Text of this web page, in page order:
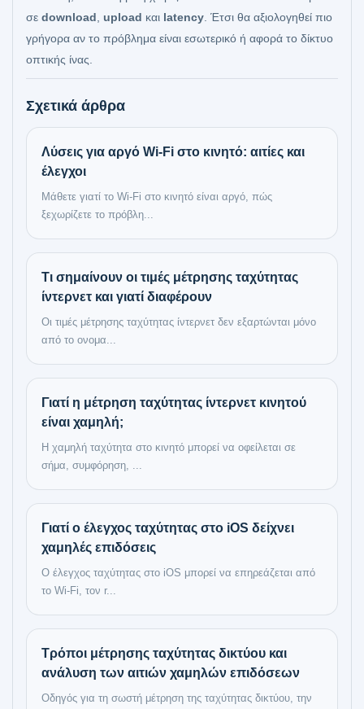
σε download upload και latency . Έτσι θα αξιολογηθεί πιο
γρήγορα αν το πρόβλημα είναι εσωτερικό ή αφορά το δίκτυο
οπτικής ίνας.
Σχετικά άρθρα
Λύσεις για αργό Wi‑Fi στο κινητό: αιτίες και
έλεγχοι
Μάθετε γιατί το Wi‑Fi στο κινητό είναι αργό, πώς
ξεχωρίζετε το πρόβλη...
Τι σημαίνουν οι τιμές μέτρησης ταχύτητας
ίντερνετ και γιατί διαφέρουν
Οι τιμές μέτρησης ταχύτητας ίντερνετ δεν εξαρτώνται μόνο
από το ονομα...
Γιατί η μέτρηση ταχύτητας ίντερνετ κινητού
είναι χαμηλή;
Η χαμηλή ταχύτητα στο κινητό μπορεί να οφείλεται σε
σήμα, συμφόρηση, ...
Γιατί ο έλεγχος ταχύτητας στο iOS δείχνει
χαμηλές επιδόσεις
Ο έλεγχος ταχύτητας στο iOS μπορεί να επηρεάζεται από
το Wi-Fi, τον r...
Τρόποι μέτρησης ταχύτητας δικτύου και
ανάλυση των αιτιών χαμηλών επιδόσεων
Οδηγός για τη σωστή μέτρηση της ταχύτητας δικτύου, την